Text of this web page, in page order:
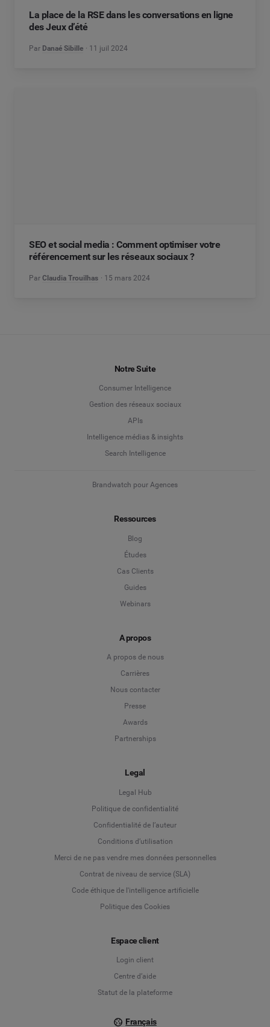
La place de la RSE dans les conversations en ligne
des Jeux d’été
Par Danaé Sibille 11 juil 2024
SEO et social media : Comment optimiser votre
référencement sur les réseaux sociaux ?
Par Claudia Trouilhas 15 mars 2024
Notre Suite
Consumer Intelligence
Gestion des réseaux sociaux
APIs
Intelligence médias & insights
Search Intelligence
Brandwatch pour Agences
Ressources
Blog
Études
Cas Clients
Guides
Webinars
A propos
A propos de nous
Carrières
Nous contacter
Presse
Awards
Partnerships
Legal
Legal Hub
Politique de confidentialité
Confidentialité de l’auteur
Conditions d’utilisation
Merci de ne pas vendre mes données personnelles
Contrat de niveau de service (SLA)
Code éthique de l'intelligence artificielle
Politique des Cookies
Espace client
Login client
Centre d’aide
Statut de la plateforme
Français
English
Español